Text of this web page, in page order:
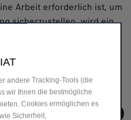
Arbeit erforderlich ist, um
sicherzustellen, wird ein
vorgelegt.
andere Tracking-Tools (die
wir Ihnen die bestmögliche
Cookies ermöglichen es
Sicherheit,